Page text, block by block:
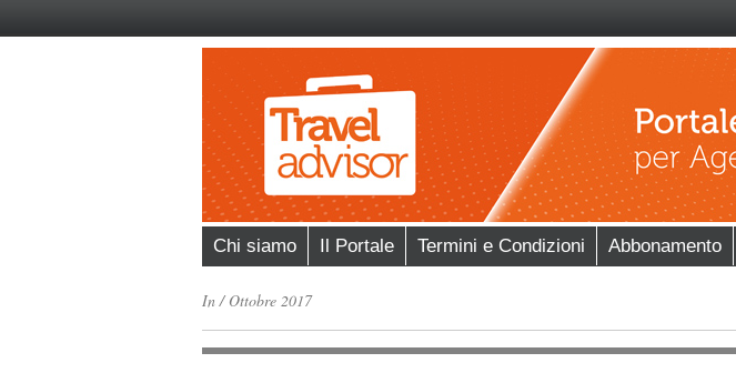
Chi siamo Il Portale Termini e Condizioni Abbonamento
In/ Ottobre 2017